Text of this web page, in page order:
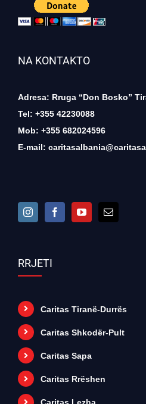
NA KONTAKTO
Adresa: Rruga “Don Bosko”
Tel: +355 42230088
Mob: +355 682024596
E-mail:
RRJETI
Caritas Tiranë-Durrës
Caritas Shkodër-Pult
Caritas Sapa
Caritas Rrëshen